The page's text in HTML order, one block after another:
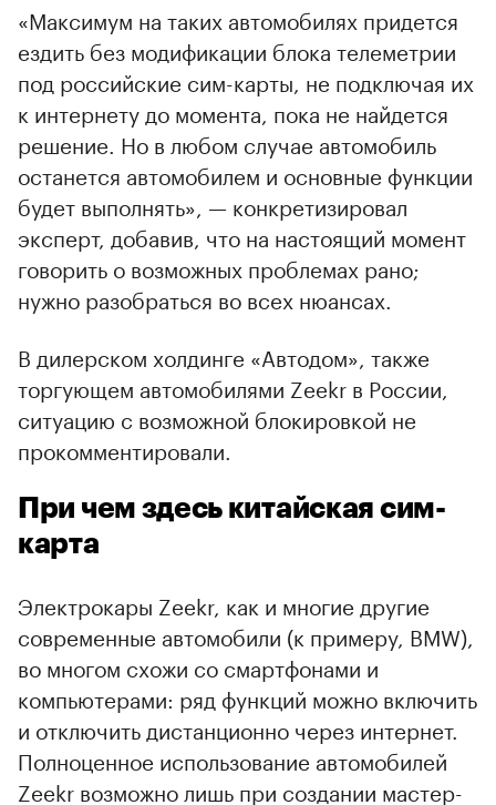
«Максимум на таких автомобилях придется
ездить без модификации блока телеметрии
под российские сим-карты, не подключая их
к интернету до момента, пока не найдется
решение. Но в любом случае автомобиль
останется автомобилем и основные функции
будет выполнять», — конкретизировал
эксперт, добавив, что на настоящий момент
говорить о возможных проблемах рано;
нужно разобраться во всех нюансах.
В дилерском холдинге «Автодом», также
торгующем автомобилями Zeekr в России,
ситуацию с возможной блокировкой не
прокомментировали.
При чем здесь китайская сим-
карта
Электрокары Zeekr, как и многие другие
современные автомобили (к примеру, BMW),
во многом схожи со смартфонами и
компьютерами: ряд функций можно включить
и отключить дистанционно через интернет.
Полноценное использование автомобилей
Zeekr возможно лишь при создании мастер-